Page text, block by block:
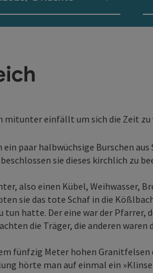
mitunter einfällt um sich die Zeit
paar halbwüchsige Burschen
sie dieses kirchlich zu
also einen Kübel, Weihwasser,
sie das tote Schaf in die
tun hatte. Der eine war der Pfarrer,
die Träger, die anderen waren
fünfzig Meter hohen Granitfelsen
hörte man auf einmal ein